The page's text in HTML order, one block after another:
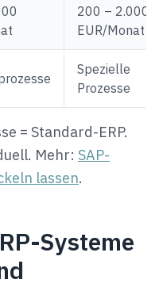
200 – 2.000
EUR/Monat
Spezielle
Prozesse
= Standard-ERP.
Mehr: SAP-
lassen.
Systeme